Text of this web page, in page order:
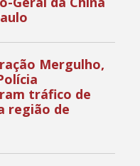
Mergulho,
tráfico de
região de